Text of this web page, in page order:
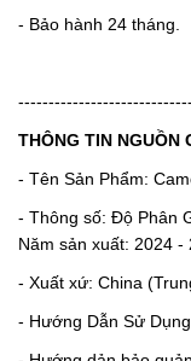
- Bảo hành 24 tháng.
THÔNG TIN NGUỒN
- Tên Sản Phẩm:
- Thông số: Độ Phân
Năm sản xuất: 2024 -
- Xuất xứ: China
- Hướng Dẫn Sử